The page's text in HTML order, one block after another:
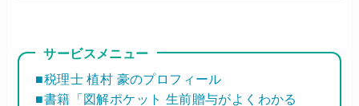
サービスメニュー
■税理士 植村 豪のプロフィール
■書籍「図解ポケット 生前贈与がよくわかる